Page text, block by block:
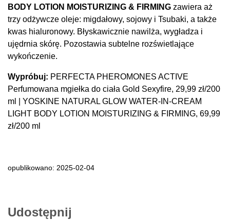
BODY LOTION MOISTURIZING & FIRMING zawiera aż
trzy odżywcze oleje: migdałowy, sojowy i Tsubaki, a także
kwas hialuronowy. Błyskawicznie nawilża, wygładza i
ujędrnia skórę. Pozostawia subtelne rozświetlające
wykończenie.
Wypróbuj: PERFECTA PHEROMONES ACTIVE
Perfumowana mgiełka do ciała Gold Sexyfire, 29,99 zł/200
ml | YOSKINE NATURAL GLOW WATER-IN-CREAM
LIGHT BODY LOTION MOISTURIZING & FIRMING, 69,99
zł/200 ml
opublikowano: 2025-02-04
Udostępnij